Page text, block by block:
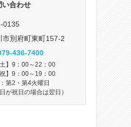
問い合わせ
0135
市別府町東町157-2
436-7400
土】9：00～22：00
祝】9：00～19：00
第2・第4火曜日
日が祝日の場合は翌日）